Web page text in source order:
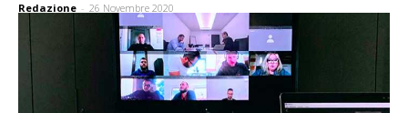
Redazione - 26 Novembre 2020